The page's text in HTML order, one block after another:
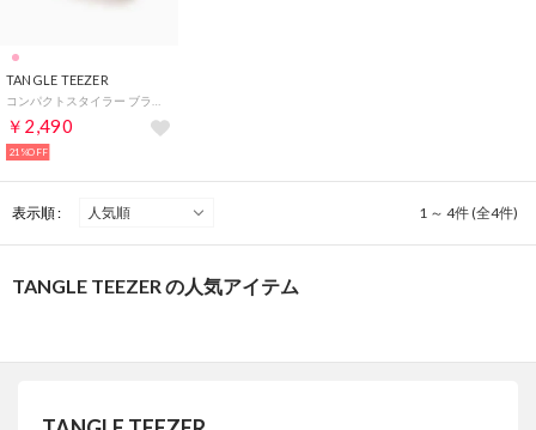
TANGLE TEEZER
￥2,490
21%OFF
表示順 : 1 ～ 4件 (全4件)
TANGLE TEEZER の人気アイテム